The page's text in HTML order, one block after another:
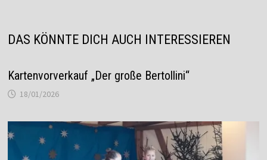
DAS KÖNNTE DICH AUCH INTERESSIEREN
Kartenvorverkauf „Der große Bertollini“
18/01/2026